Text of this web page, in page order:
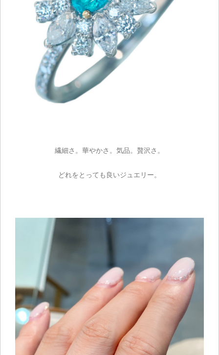
繊細さ。華やかさ。気品。贅沢さ。
どれをとっても良いジュエリー。
ご注文手続き
カートを見る